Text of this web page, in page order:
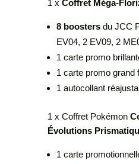
1 x Coffret Méga-
8 boostersdu JCC
EV04, 2 EV09, 2
1 carte promo
1 carte promo grand
1 autocollant
1 x Coffret Pokémon
Évolutions
1 carte